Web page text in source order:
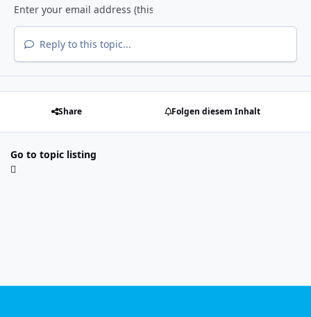
Reply to this topic...
Share Folgen diesem Inhalt
Go to topic listing